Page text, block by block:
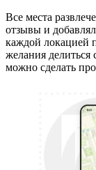
Все места
отзывы и
каждой локацией
желания делиться
можно сделать